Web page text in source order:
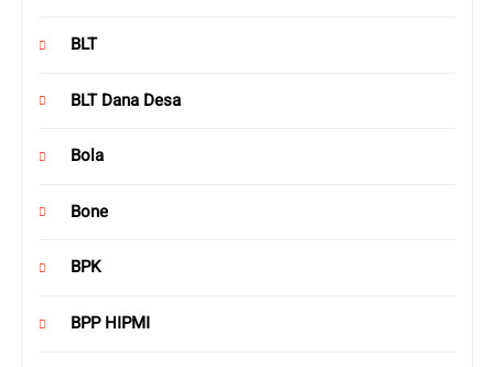
BLT
BLT Dana Desa
Bola
Bone
BPK
BPP HIPMI